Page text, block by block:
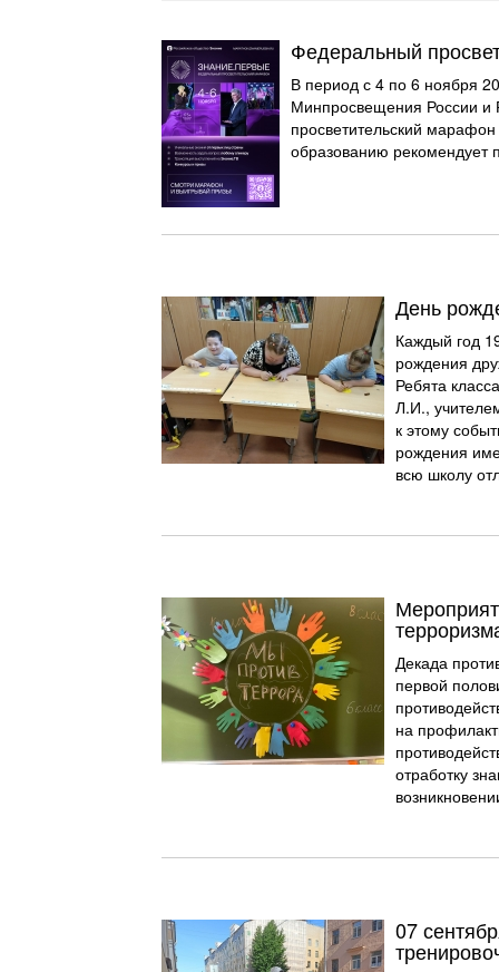
Федеральный
В период с 4 по 6 ноября
Минпросвещения России и
просветительский
образованию рекомендует
День
Каждый год
рождения
Ребята
Л.И.,
к этому
рождения
всю школу
Декада
первой
на
отработку
07